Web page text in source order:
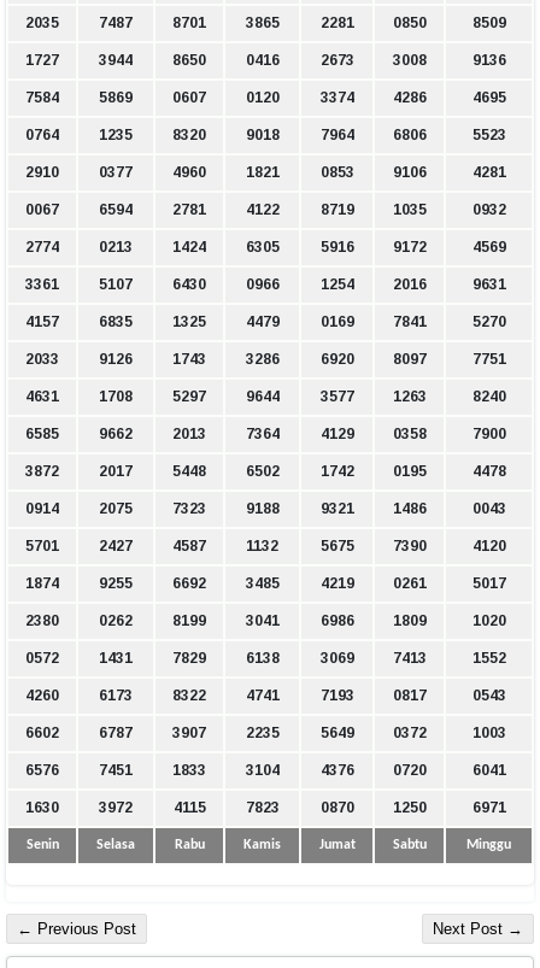
2035 7487 8701 3865 2281 0850 8509
1727 3944 8650 0416 2673 3008 9136
7584 5869 0607 0120 3374 4286 4695
0764 1235 8320 9018 7964 6806 5523
2910 0377 4960 1821 0853 9106 4281
0067 6594 2781 4122 8719 1035 0932
2774 0213 1424 6305 5916 9172 4569
3361 5107 6430 0966 1254 2016 9631
4157 6835 1325 4479 0169 7841 5270
2033 9126 1743 3286 6920 8097 7751
4631 1708 5297 9644 3577 1263 8240
6585 9662 2013 7364 4129 0358 7900
3872 2017 5448 6502 1742 0195 4478
0914 2075 7323 9188 9321 1486 0043
5701 2427 4587 1132 5675 7390 4120
1874 9255 6692 3485 4219 0261 5017
2380 0262 8199 3041 6986 1809 1020
0572 1431 7829 6138 3069 7413 1552
4260 6173 8322 4741 7193 0817 0543
6602 6787 3907 2235 5649 0372 1003
6576 7451 1833 3104 4376 0720 6041
1630 3972 4115 7823 0870 1250 6971
Senin Selasa Rabu Kamis Jumat Sabtu Minggu
← Previous Post Next Post →